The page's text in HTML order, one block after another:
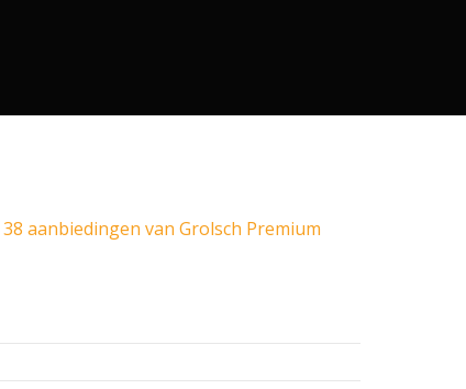
38 aanbiedingen van Grolsch Premium